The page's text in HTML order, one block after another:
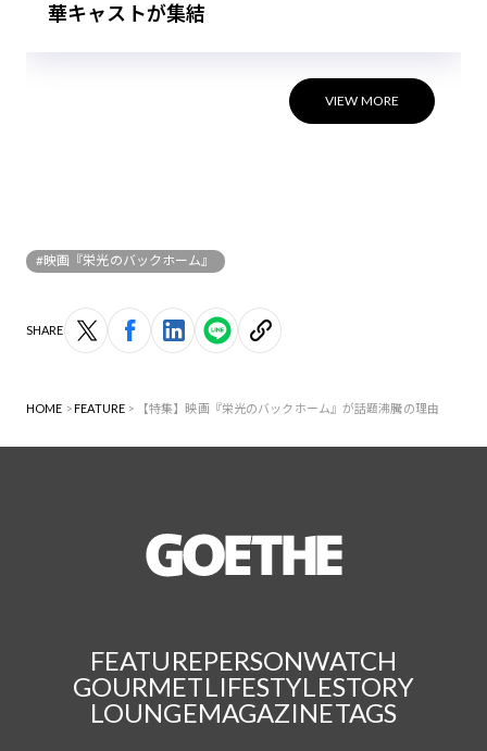
華キャストが集結
VIEW MORE
#映画『栄光のバックホーム』
SHARE
HOME FEATURE 【特集】映画『栄光のバックホーム』が話題沸騰の理由
FEATUREPERSONWATCH
GOURMETLIFESTYLESTORY
LOUNGEMAGAZINETAGS